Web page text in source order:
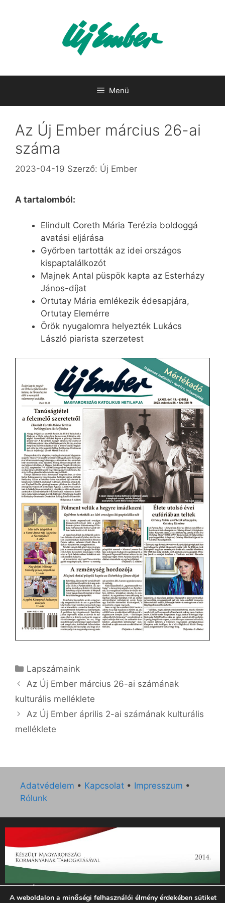
Menü
Az Új Ember március 26-ai
száma
2023-04-19 Szerző: Új Ember
A tartalomból:
Elindult Coreth Mária Terézia boldoggá
avatási eljárása
Győrben tartották az idei országos
kispaptalálkozót
Majnek Antal püspök kapta az Esterházy
János-díjat
Ortutay Mária emlékezik édesapjára,
Ortutay Elemérre
Örök nyugalomra helyezték Lukács
László piarista szerzetest
Kategória
Lapszámaink
Az Új Ember március 26-ai számának
kulturális melléklete
Az Új Ember április 2-ai számának kulturális
melléklete
Adatvédelem • Kapcsolat • Impresszum •
Rólunk
„Az Új Ember katolikus hetilap 2014. évi működésének
támogatását az EGYH-KCP-14-P-0121 sz. támogatási
A weboldalon a minőségi felhasználói élmény érdekében sütiket